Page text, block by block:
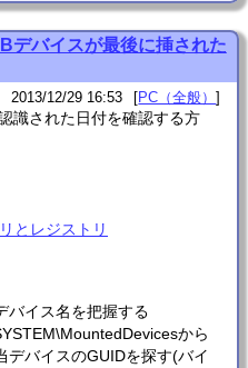
デバイスが最後に挿された
2013/12/29 16:53 PC（全般）
識された日付を確認する方
とレジストリ
バイス名を把握する
から
デバイスのGUIDを探す(バイ